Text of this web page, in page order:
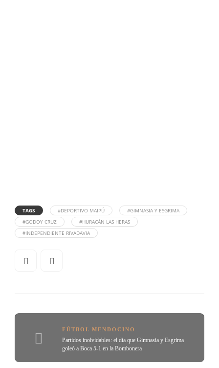
TAGS #DEPORTIVO MAIPÚ
#GIMNASIA Y ESGRIMA
#GODOY CRUZ
#HURACÁN LAS HERAS
#INDEPENDIENTE RIVADAVIA
FÚTBOL MENDOCINO
Partidos inolvidables: el día que Gimnasia y Esgrima
goleó a Boca 5-1 en la Bombonera